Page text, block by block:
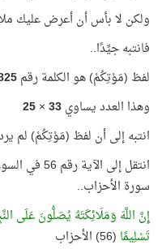
ولكن لا بأس أن أعرض عليك
فانتبه جيِّدًا..
لفظ (مَوْتِكُمْ) هو الكلمة رقم
وهذا العدد يساوي33
×
25
انتبه إلى أن لفظ (مَوْتِكُمْ) لم يرد إلا في
انتقل إلى الآية رقم 56 في السورة رقم
سورة الأحزاب..
إِنَّ اللَّهَ وَمَلَائِكَتَهُ يُصَلُّونَ عَلَى
تَسْلِيمًا (56) الأحزاب